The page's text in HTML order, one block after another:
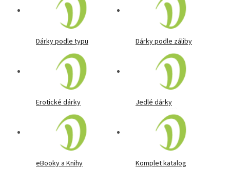
Dárky podle typu Dárky podle záliby
Erotické dárky Jedlé dárky
eBooky a Knihy Komplet katalog